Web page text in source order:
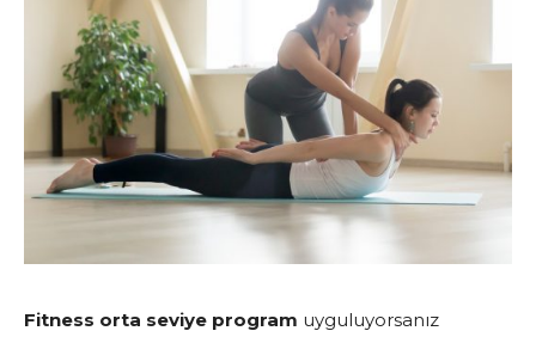
Fitness orta seviye program uyguluyorsanız